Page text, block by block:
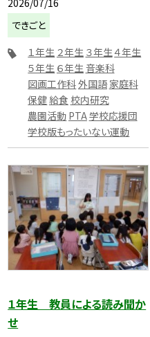
2026/07/16
できごと
１年生 ２年生 ３年生４年生
５年生 ６年生 音楽科
図画工作科外国語 家庭科
保健 給食 校内研究
農園活動 PTA学校応援団
学校版もったいない運動
１年生 教員による読み聞か
せ